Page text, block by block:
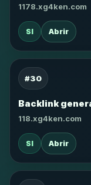
1178.xg4ken.com
SI Abrir
#30
Backlink
118.xg4ken.com
SI Abrir